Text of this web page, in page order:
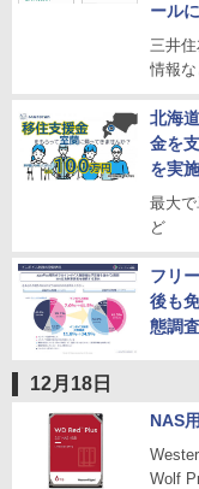
ール
三井
情報
北海
金を
を実施
最大
ど
フリ
後も
態調査
12月18日
NAS
Wolf